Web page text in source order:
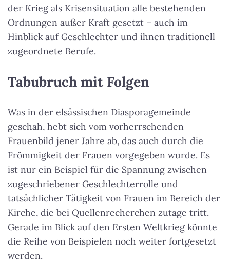
der Krieg als Krisensituation alle bestehenden
Ordnungen außer Kraft gesetzt – auch im
Hinblick auf Geschlechter und ihnen traditionell
zugeordnete Berufe.
Tabubruch mit Folgen
Was in der elsässischen Diasporagemeinde
geschah, hebt sich vom vorherrschenden
Frauenbild jener Jahre ab, das auch durch die
Frömmigkeit der Frauen vorgegeben wurde. Es
ist nur ein Beispiel für die Spannung zwischen
zugeschriebener Geschlechterrolle und
tatsächlicher Tätigkeit von Frauen im Bereich der
Kirche, die bei Quellenrecherchen zutage tritt.
Gerade im Blick auf den Ersten Weltkrieg könnte
die Reihe von Beispielen noch weiter fortgesetzt
werden.